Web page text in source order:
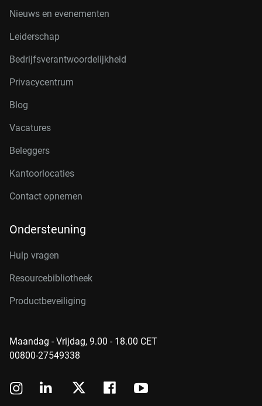
Nieuws en evenementen
Leiderschap
Bedrijfsverantwoordelijkheid
Privacycentrum
Blog
Vacatures
Beleggers
Kantoorlocaties
Contact opnemen
Ondersteuning
Hulp vragen
Resourcebibliotheek
Productbeveiliging
Maandag - Vrijdag, 9.00 - 18.00 CET
00800-27549338